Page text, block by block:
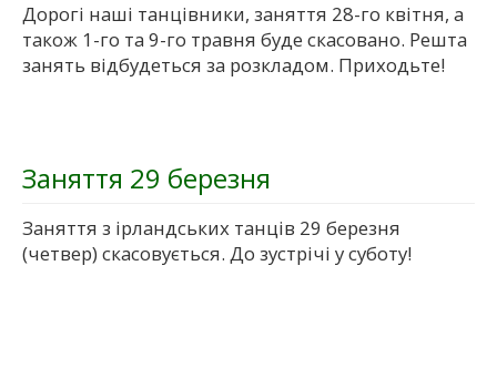
Дорогі наші танцівники, заняття 28-го квітня, а
також 1-го та 9-го травня буде скасовано. Решта
занять відбудеться за розкладом. Приходьте!
Заняття 29 березня
Заняття з ірландських танців 29 березня
(четвер) скасовується. До зустрічі у суботу!